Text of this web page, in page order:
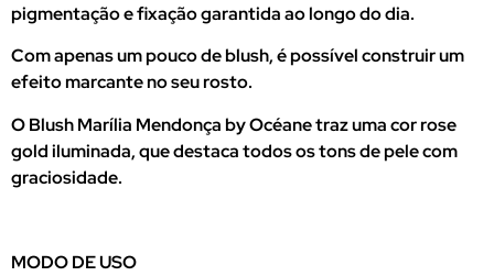
pigmentação e fixação garantida ao longo do dia.
Com apenas um pouco de blush, é possível construir um
efeito marcante no seu rosto.
O Blush Marília Mendonça by Océane traz uma cor rose
gold iluminada, que destaca todos os tons de pele com
graciosidade.
MODO DE USO